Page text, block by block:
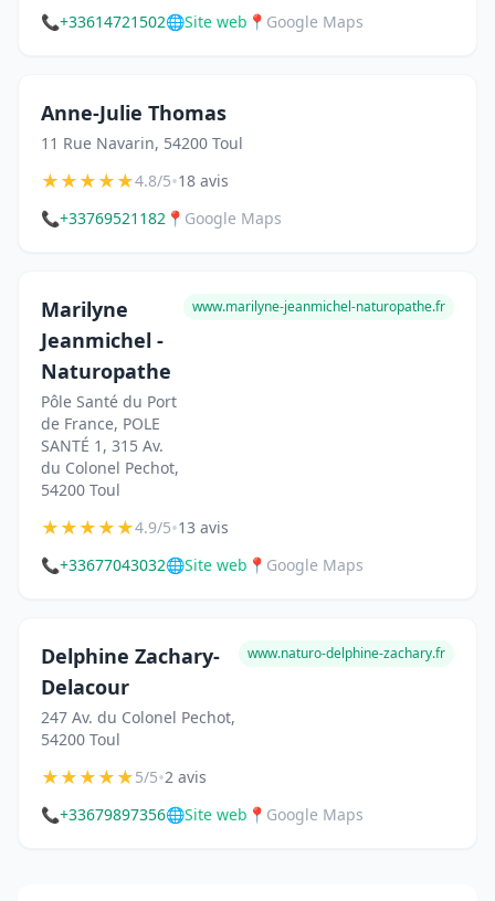
📞+33614721502🌐Site web 📍 Google Maps
Anne-Julie Thomas
11 Rue Navarin, 54200 Toul
★★★★★4.8/5•18 avis
📞+33769521182 📍 Google Maps
Marilyne
Jeanmichel -
Naturopathe
Pôle Santé du Port
de France, POLE
SANTÉ 1, 315 Av.
du Colonel Pechot,
54200 Toul
www.marilyne-jeanmichel-naturopathe.fr
★★★★★4.9/5•13 avis
📞+33677043032🌐Site web 📍 Google Maps
Delphine Zachary-
Delacour
247 Av. du Colonel Pechot,
54200 Toul
www.naturo-delphine-zachary.fr
★★★★★5/5•2 avis
📞+33679897356🌐Site web 📍 Google Maps